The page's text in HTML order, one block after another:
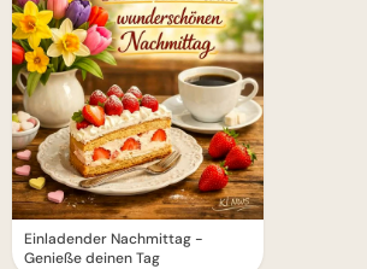
Einladender Nachmittag -
Genieße deinen Tag